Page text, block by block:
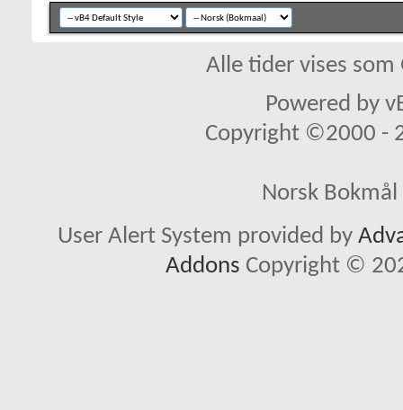
Alle tider vises som
Powered by
Copyright ©2000 -
Norsk
User Alert System provided by
Addons Copyright ©